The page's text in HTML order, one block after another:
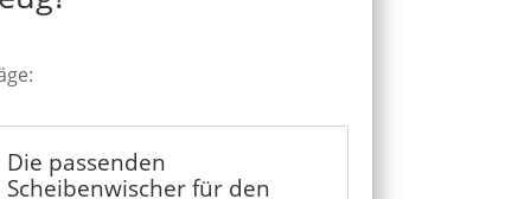
Die passenden
Scheibenwischer für den